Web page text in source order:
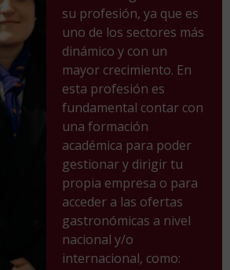
su profesión, ya que es
uno de los sectores más
dinámico y con un
mayor crecimiento. En
esta profesión es
fundamental contar con
una formación
académica para poder
gestionar y dirigir tu
propia empresa o para
acceder a las ofertas
gastronómicas a nivel
nacional y/o
internacional, como: